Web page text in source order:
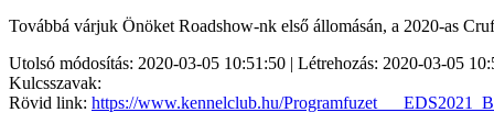
Továbbá várjuk Önöket Roadshow-nk első állomásán, a 2020-as
Utolsó módosítás: 2020-03-05 10:51:50 | Létrehozás: 2020-03-05
Kulcsszavak:
Rövid link: https://www.kennelclub.hu/